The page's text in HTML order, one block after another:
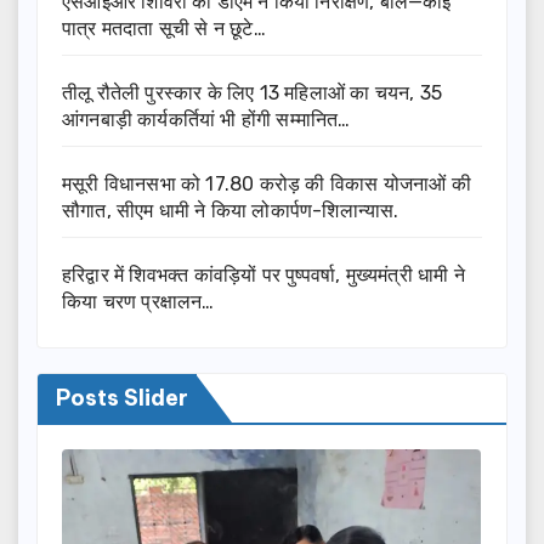
पात्र मतदाता सूची से न छूटे…
तीलू रौतेली पुरस्कार के लिए 13 महिलाओं का चयन, 35
आंगनबाड़ी कार्यकर्तियां भी होंगी सम्मानित…
मसूरी विधानसभा को 17.80 करोड़ की विकास योजनाओं की
सौगात, सीएम धामी ने किया लोकार्पण-शिलान्यास.
हरिद्वार में शिवभक्त कांवड़ियों पर पुष्पवर्षा, मुख्यमंत्री धामी ने
किया चरण प्रक्षालन…
Posts Slider